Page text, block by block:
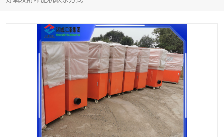
鸡粪发酵机 有机肥设备
纳米膜好氧发酵堆肥机 粪污烘干酶体机
膜式堆肥机 纳米膜发酵
膜式发酵仓 分子膜堆肥仓
分子膜发酵堆肥设备